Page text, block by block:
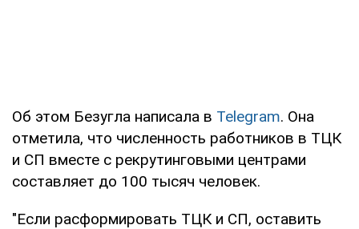
Об этом Безугла написала в Telegram. Она
отметила, что численность работников в ТЦК
и СП вместе с рекрутинговыми центрами
составляет до 100 тысяч человек.
"Если расформировать ТЦК и СП, оставить